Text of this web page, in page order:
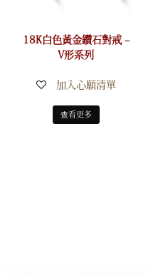
18K白色黃金鑽石對戒 –
V形系列
加入心願清單
查看更多